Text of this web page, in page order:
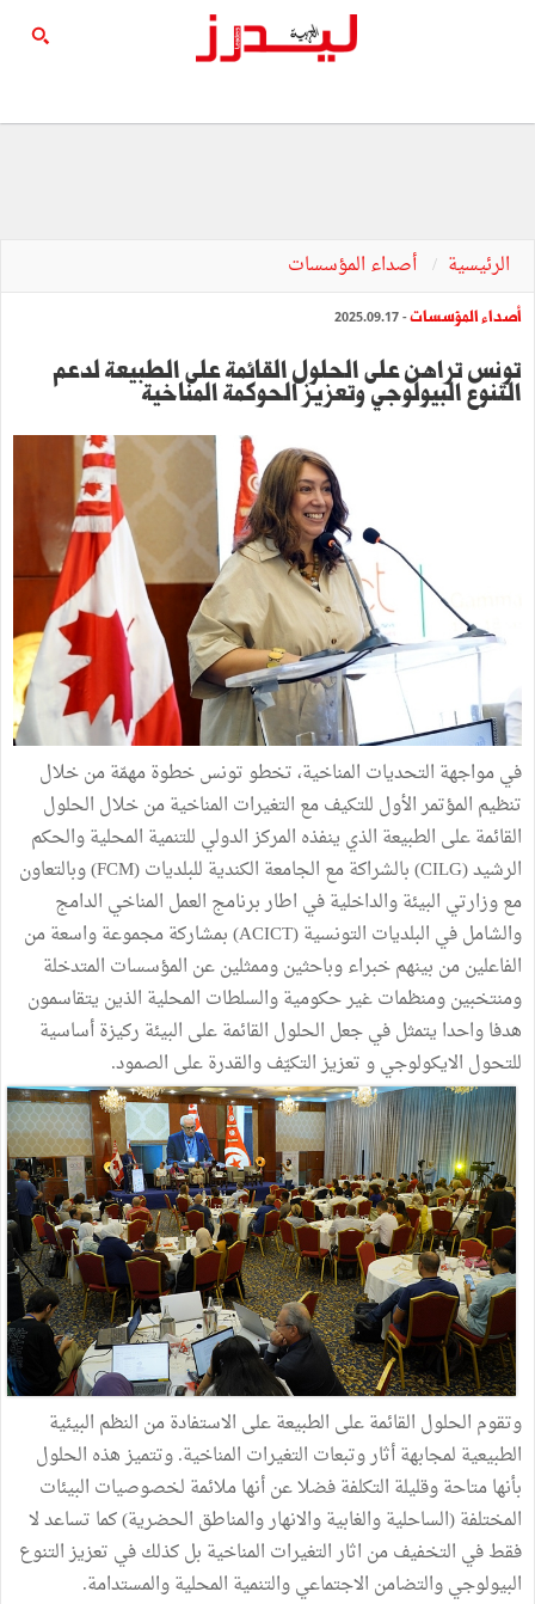
الرئيسية أصداء المؤسسات
أصداء المؤسسات- 2025.09.17
تونس تراهن على الحلول القائمة على الطبيعة لدعم
التنوع البيولوجي وتعزيز الحوكمة المناخية
في مواجهة التحديات المناخية، تخطو تونس خطوة مهمّة من خلال
تنظيم المؤتمر الأول للتكيف مع التغيرات المناخية من خلال الحلول
القائمة على الطبيعة الذي ينفذه المركز الدولي للتنمية المحلية والحكم
الرشيد (CILG) بالشراكة مع الجامعة الكندية للبلديات (FCM) وبالتعاون
مع وزارتي البيئة والداخلية في اطار برنامج العمل المناخي الدامج
والشامل في البلديات التونسية (ACICT) بمشاركة مجموعة واسعة من
الفاعلين من بينهم خبراء وباحثين وممثلين عن المؤسسات المتدخلة
ومنتخبين ومنظمات غير حكومية والسلطات المحلية الذين يتقاسمون
هدفا واحدا يتمثل في جعل الحلول القائمة على البيئة ركيزة أساسية
للتحول الايكولوجي و تعزيز التكيّف والقدرة على الصمود.
وتقوم الحلول القائمة على الطبيعة على الاستفادة من النظم البيئية
الطبيعية لمجابهة أثار وتبعات التغيرات المناخية. وتتميز هذه الحلول
بأنها متاحة وقليلة التكلفة فضلا عن أنها ملائمة لخصوصيات البيئات
المختلفة (الساحلية والغابية والانهار والمناطق الحضرية) كما تساعد لا
فقط في التخفيف من اثار التغيرات المناخية بل كذلك في تعزيز التنوع
البيولوجي والتضامن الاجتماعي والتنمية المحلية والمستدامة.